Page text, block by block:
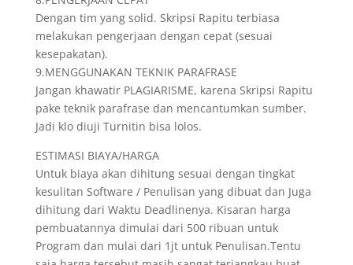
Dengan tim yang solid. Skripsi Rapitu terbiasa
melakukan pengerjaan dengan cepat (sesuai
kesepakatan).
9.MENGGUNAKAN TEKNIK PARAFRASE
Jangan khawatir PLAGIARISME, karena Skripsi Rapitu
pake teknik parafrase dan mencantumkan sumber.
Jadi klo diuji Turnitin bisa lolos.
ESTIMASI BIAYA/HARGA
Untuk biaya akan dihitung sesuai dengan tingkat
kesulitan Software / Penulisan yang dibuat dan Juga
dihitung dari Waktu Deadlinenya. Kisaran harga
pembuatannya dimulai dari 500 ribuan untuk
Program dan mulai dari 1jt untuk Penulisan.Tentu